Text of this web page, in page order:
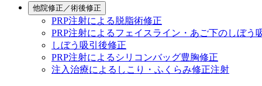
他院修正／術後修正
PRP注射による脱脂術修正
PRP注射によるフェイスライン・あご下のしぼう
しぼう吸引後修正
PRP注射によるシリコンバッグ豊胸修正
注入治療によるしこり・ふくらみ修正注射